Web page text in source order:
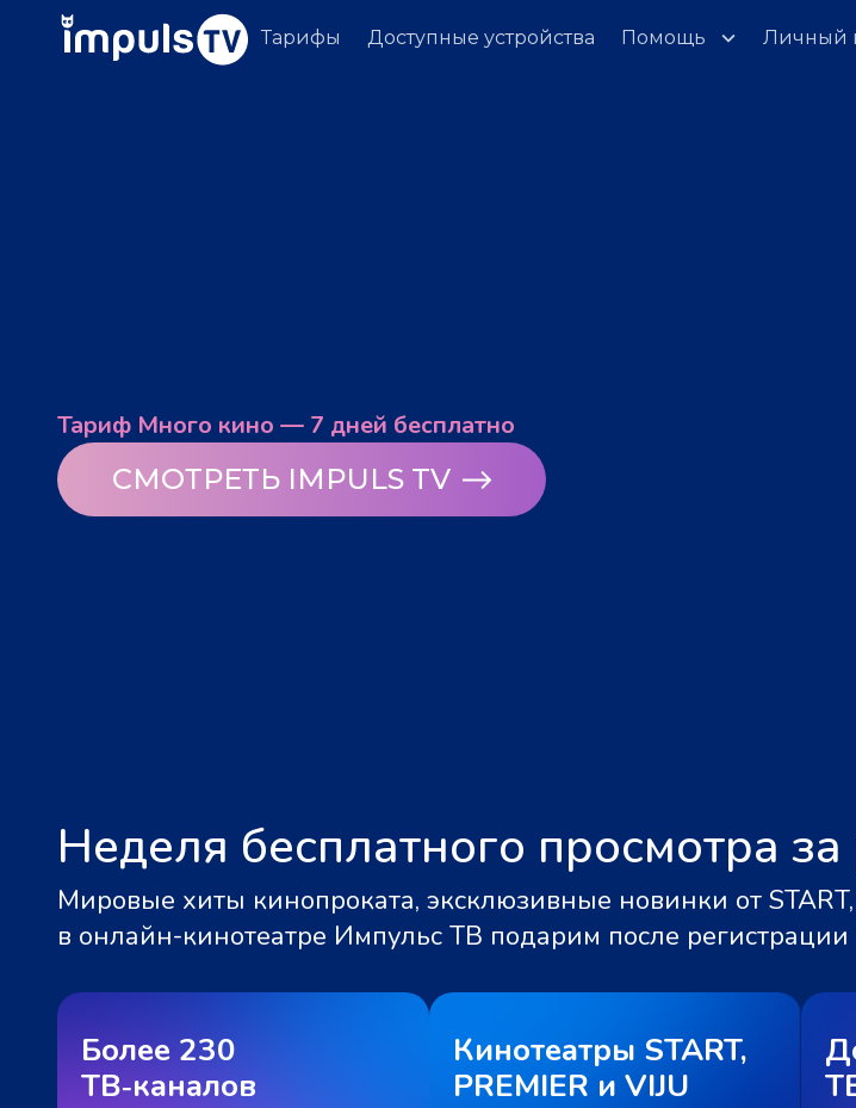
Тарифы Доступные устройства Помощь Личный
Тариф Много кино — 7 дней бесплатно
СМОТРЕТЬ IMPULS TV
Неделя бесплатного просмотра
Мировые хиты кинопроката, эксклюзивные новинки от
в онлайн-кинотеатре Импульс ТВ подарим после
Более 230
ТВ‑каналов
Кинотеатры START,
PREMIER и VIJU